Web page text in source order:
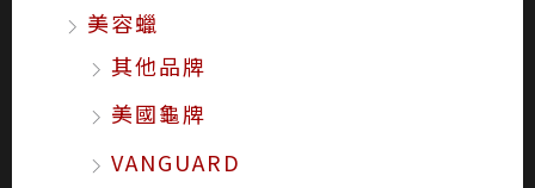
美容蠟
其他品牌
美國龜牌
VANGUARD